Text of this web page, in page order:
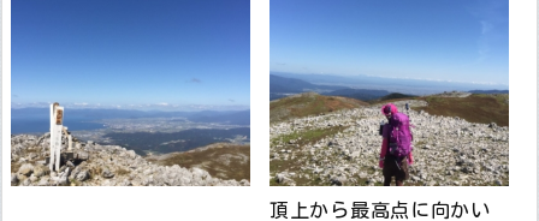
頂上から最高点に向かい